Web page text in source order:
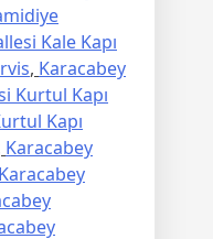
Kale Kapı
, Karacabey
Kurtul Kapı
Kapı
Karacabey
Karacabey